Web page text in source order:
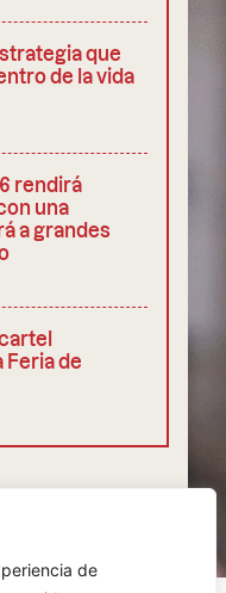
de
que
de la vida
rendirá
una
a grandes
Feria de